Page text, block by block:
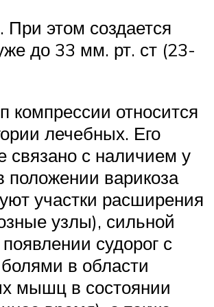
При этом создается
до 33 мм. рт. ст (23-
компрессии относится
лечебных. Его
связано с наличием у
варикоза
участки расширения
узлы), сильной
судорог с
в области
мышц в состоянии